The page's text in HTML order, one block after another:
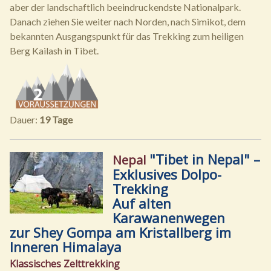
aber der landschaftlich beeindruckendste Nationalpark.
Danach ziehen Sie weiter nach Norden, nach Simikot, dem
bekannten Ausgangspunkt für das Trekking zum heiligen
Berg Kailash in Tibet.
Dauer: 19 Tage
Nepal "Tibet in Nepal" –
Exklusives Dolpo-
Trekking
Auf alten
Karawanenwegen
zur Shey Gompa am Kristallberg im
Inneren Himalaya
Klassisches Zelttrekking